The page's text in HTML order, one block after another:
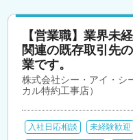
【営業職】業界未
関連の既存取引先
業です。
株式会社シー・アイ・
カル特約工事店）
入社日応相談 未経験歓迎